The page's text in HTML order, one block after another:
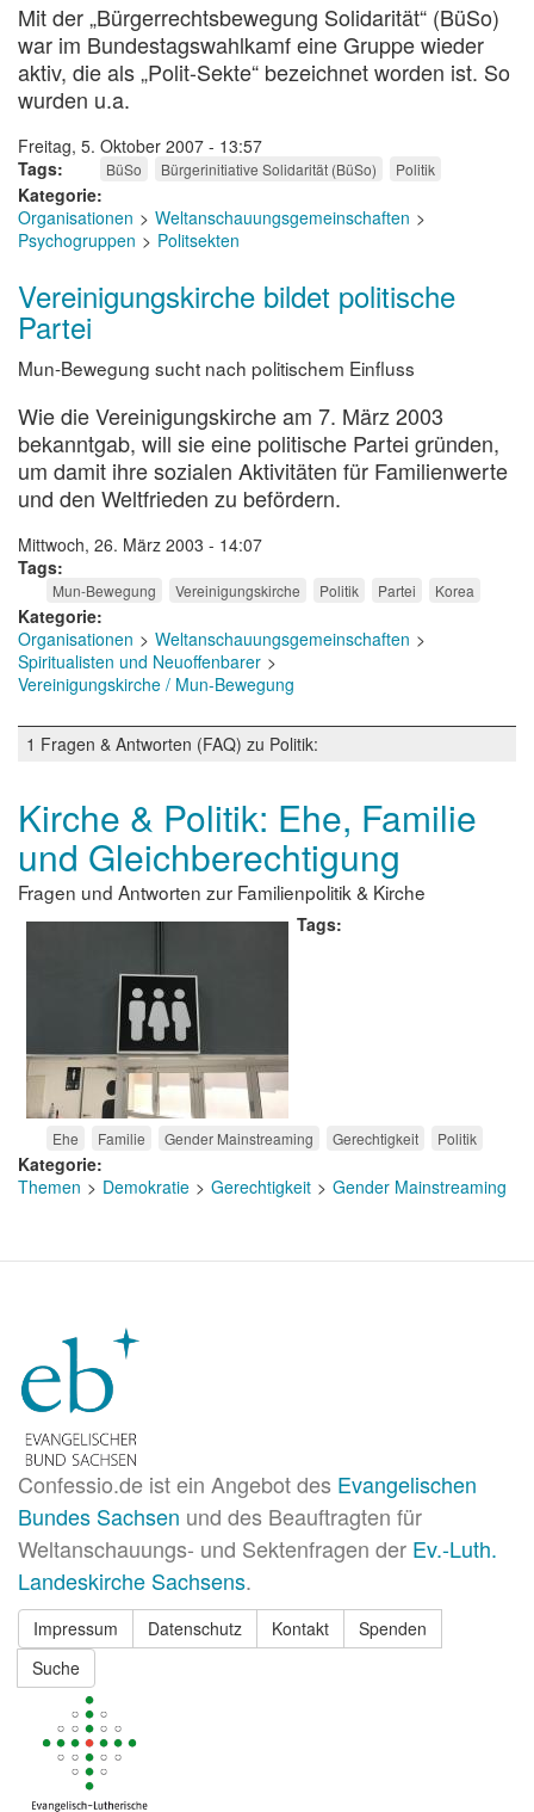
Mit der „Bürgerrechtsbewegung Solidarität“ (BüSo)
war im Bundestagswahlkamf eine Gruppe wieder
aktiv, die als „Polit-Sekte“ bezeichnet worden ist. So
wurden u.a.
Freitag, 5. Oktober 2007 - 13:57
Tags
BüSo Bürgerinitiative Solidarität (BüSo) Politik
Kategorie
Organisationen
Weltanschauungsgemeinschaften
Psychogruppen
Politsekten
Vereinigungskirche bildet politische
Partei
Mun-Bewegung sucht nach politischem Einfluss
Wie die Vereinigungskirche am 7. März 2003
bekanntgab, will sie eine politische Partei gründen,
um damit ihre sozialen Aktivitäten für Familienwerte
und den Weltfrieden zu befördern.
Mittwoch, 26. März 2003 - 14:07
Tags
Mun-Bewegung Vereinigungskirche Politik Partei Korea
Kategorie
Organisationen
Weltanschauungsgemeinschaften
Spiritualisten und Neuoffenbarer
Vereinigungskirche / Mun-Bewegung
1 Fragen & Antworten (FAQ) zu Politik:
Kirche & Politik: Ehe, Familie
und Gleichberechtigung
Fragen und Antworten zur Familienpolitik & Kirche
Tags
Ehe Familie Gender Mainstreaming Gerechtigkeit Politik
Kategorie
Themen
Demokratie Gerechtigkeit Gender Mainstreaming
Confessio.de ist ein Angebot des Evangelischen
Bundes Sachsen und des Beauftragten für
Weltanschauungs- und Sektenfragen der Ev.-Luth.
Landeskirche Sachsens.
Impressum Datenschutz Kontakt
Spenden
Suche